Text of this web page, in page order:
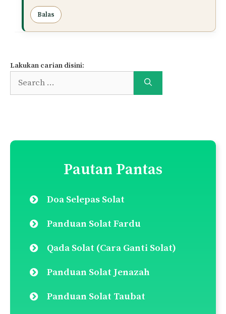
Balas
Lakukan carian disini:
Search
for:
Pautan Pantas
Doa Selepas Solat
Panduan Solat Fardu
Qada Solat (Cara Ganti Solat)
Panduan Solat Jenazah
Panduan Solat Taubat